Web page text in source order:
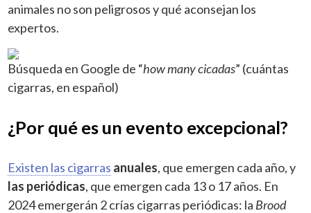
animales no son peligrosos y qué aconsejan los
expertos.
Búsqueda en Google de “how many cicadas” (cuántas
cigarras, en español)
¿Por qué es un evento excepcional?
Existen las cigarras anuales, que emergen cada año, y
las periódicas, que emergen cada 13 o 17 años. En
2024 emergerán 2 crías cigarras periódicas: la Brood